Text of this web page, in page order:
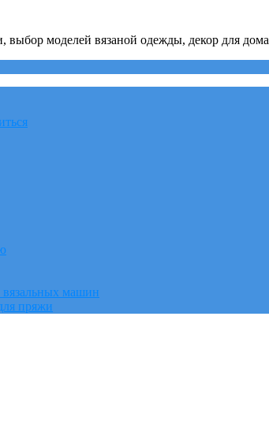
выбор моделей вязаной одежды, декор для дома
вязальных машин
пряжи